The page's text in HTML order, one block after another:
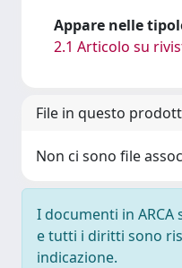
Appare nelle
2.1 Articolo su
File in questo
Non ci sono file
I documenti in
e tutti i diritti sono
indicazione.